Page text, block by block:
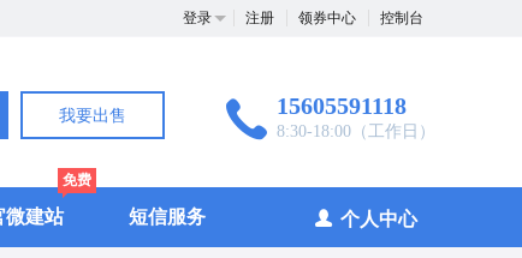
登录 注册 领券中心 控制台
我要出售 15605591118
8:30-18:00（工作日）
微建站
免费
短信服务 个人中心